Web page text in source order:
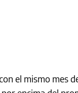
el mismo mes